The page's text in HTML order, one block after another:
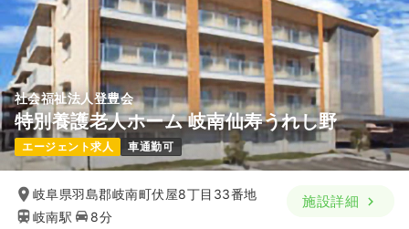
社会福祉法人登豊会
特別養護老人ホーム 岐南仙寿うれし野
エージェント求人 車通勤可
岐阜県羽島郡岐南町伏屋8丁目33番地
岐南駅
8分
施設詳細